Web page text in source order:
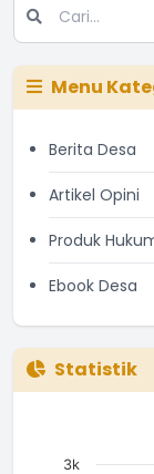
Menu
Berita Desa
Artikel Opini
Produk
Ebook Desa
Statistik
Jumlah
Bar chart with 3
The chart has
3k